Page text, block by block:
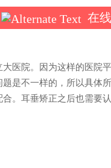
在
医院。因为这样的医院
是不一样的，所以具体
。耳垂矫正之后也需要